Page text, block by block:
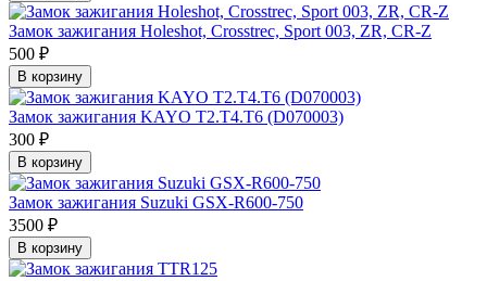
Замок зажигания Holeshot, Crosstrec, Sport 003, ZR, CR-Z
500 ₽
В корзину
Замок зажигания KAYO T2.T4.T6 (D070003)
300 ₽
В корзину
Замок зажигания Suzuki GSX-R600-750
3500 ₽
В корзину